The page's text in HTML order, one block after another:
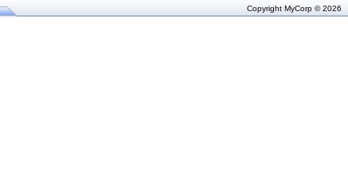
Copyright MyCorp © 2026